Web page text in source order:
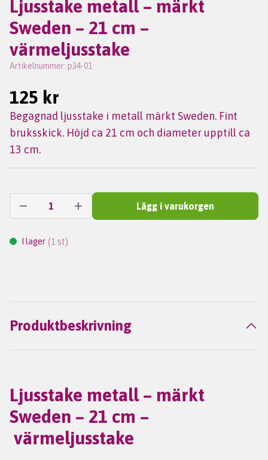
Ljusstake metall – märkt
Sweden – 21 cm –
värmeljusstake
Artikelnummer: p34-01
125 kr
Begagnad ljusstake i metall märkt Sweden. Fint
bruksskick. Höjd ca 21 cm och diameter upptill ca
13 cm.
Lägg i varukorgen
I lager (1 st)
Produktbeskrivning
Ljusstake metall – märkt
Sweden – 21 cm –
värmeljusstake